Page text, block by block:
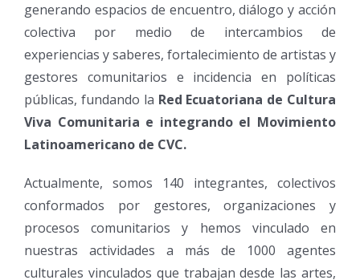
generando espacios de encuentro, diálogo y acción
colectiva por medio de intercambios de
experiencias y saberes, fortalecimiento de artistas y
gestores comunitarios e incidencia en políticas
públicas, fundando la Red Ecuatoriana de Cultura
Viva Comunitaria e integrando el Movimiento
Latinoamericano de CVC.
Actualmente, somos 140 integrantes, colectivos
conformados por gestores, organizaciones y
procesos comunitarios y hemos vinculado en
nuestras actividades a más de 1000 agentes
culturales vinculados que trabajan desde las artes,